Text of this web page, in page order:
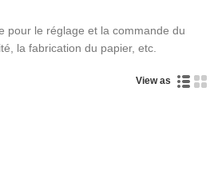
pour le réglage et la commande du
la fabrication du papier, etc.
View as